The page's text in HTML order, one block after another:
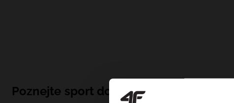
Poznejte sport do hloubky